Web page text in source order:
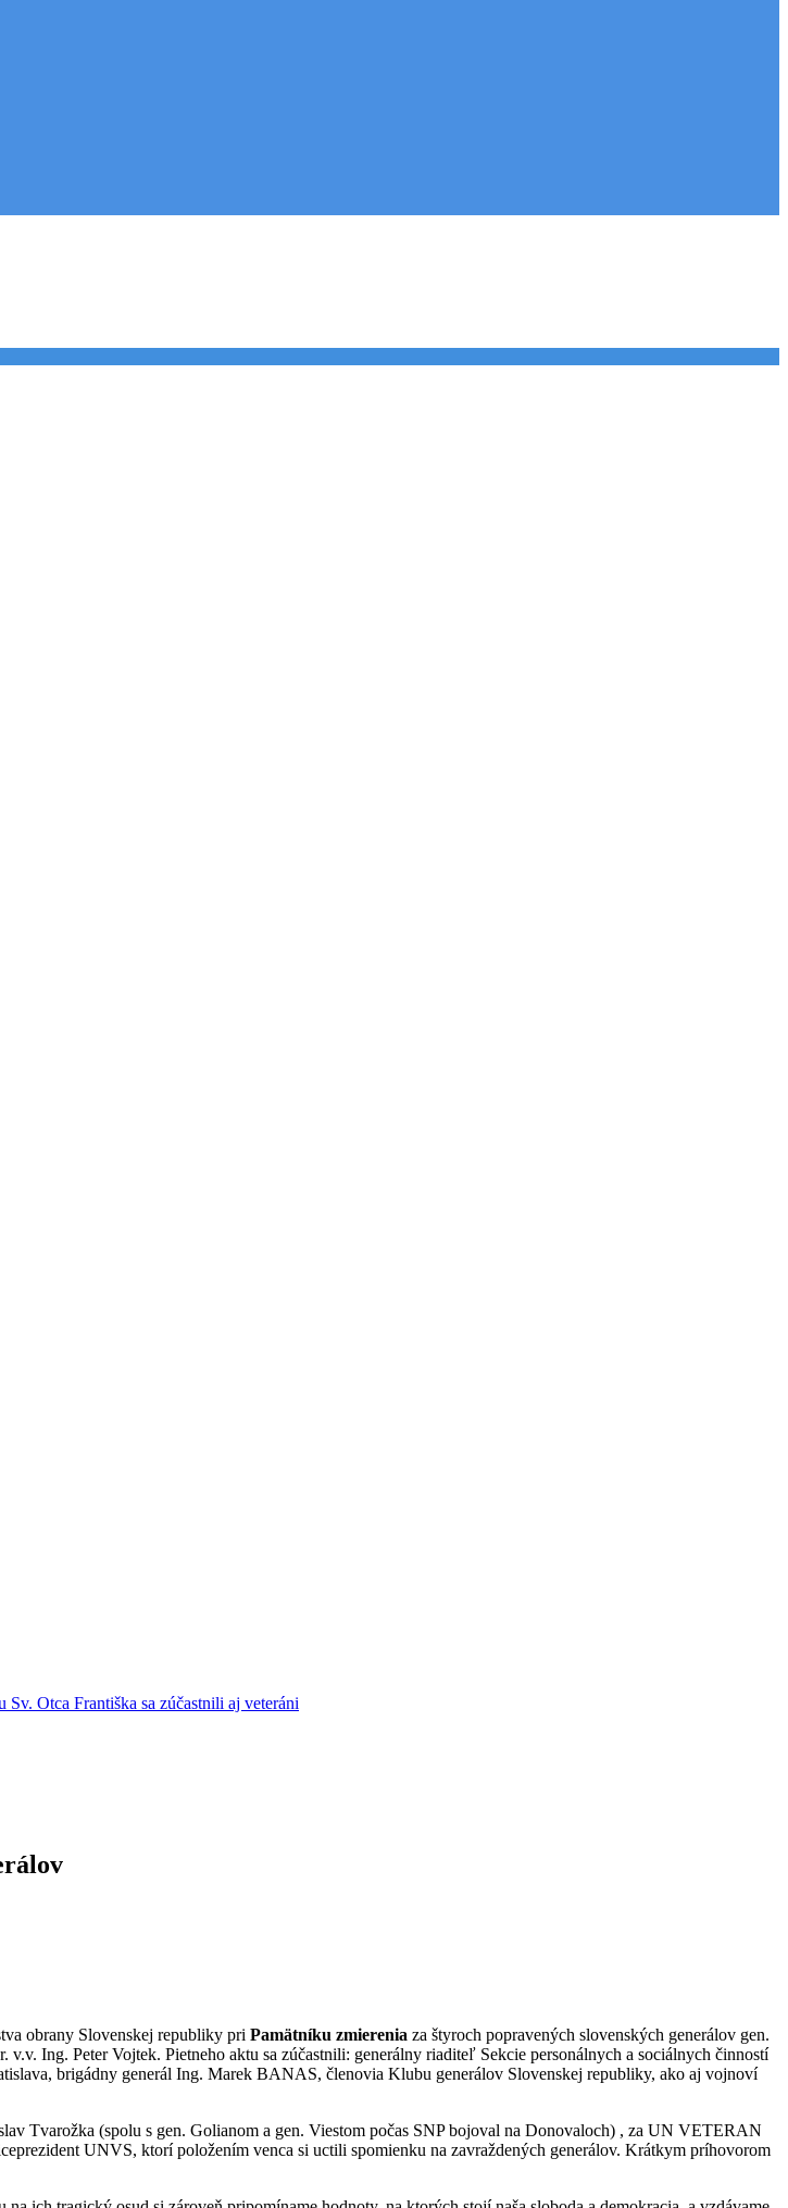
Otca Františka sa zúčastnili aj veteráni
obrany Slovenskej republiky pri Pamätníku zmierenia za štyroch popravených slovenských generálov gen.
Ing. Peter Vojtek. Pietneho aktu sa zúčastnili: generálny riaditeľ Sekcie personálnych a sociálnych činností
brigádny generál Ing. Marek BANAS, členovia Klubu generálov Slovenskej republiky, ako aj vojnoví
Tvarožka (spolu s gen. Golianom a gen. Viestom počas SNP bojoval na Donovaloch) , za UN VETERAN
UNVS, ktorí položením venca si uctili spomienku na zavraždených generálov. Krátkym príhovorom